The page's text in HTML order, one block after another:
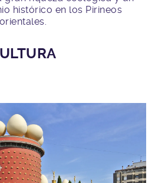
histórico en los Pirineos
orientales.